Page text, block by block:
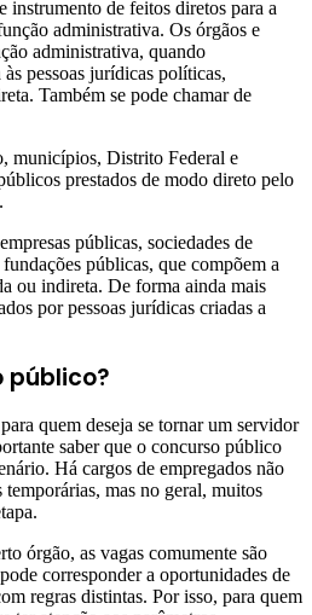
instrumento de feitos diretos para a
administrativa. Os órgãos e
administrativa, quando
pessoas jurídicas políticas,
Também se pode chamar de
municípios, Distrito Federal e
prestados de modo direto pelo
públicas, sociedades de
públicas, que compõem a
ou indireta. De forma ainda mais
por pessoas jurídicas criadas a
público?
quem deseja se tornar um servidor
saber que o concurso público
Há cargos de empregados não
mas no geral, muitos
órgão, as vagas comumente são
corresponder a oportunidades de
regras distintas. Por isso, para quem